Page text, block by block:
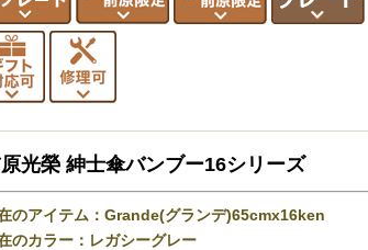
光榮 紳士傘バンブー16シリーズ
のアイテム：Grande(グランデ)65cmx16ken
のカラー：レガシーグレー